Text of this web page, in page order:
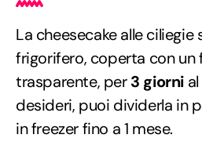
La cheesecake alle ciliegie
frigorifero, coperta con un
trasparente, per3 giorni
desideri, puoi dividerla in
in freezer fino a 1 mese.